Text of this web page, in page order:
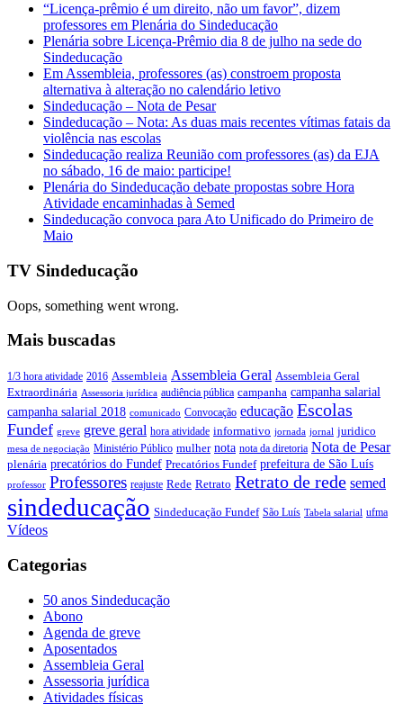
“Licença-prêmio é um direito, não um favor”, dizem
professores em Plenária do Sindeducação
Plenária sobre Licença-Prêmio dia 8 de julho na sede do
Sindeducação
Em Assembleia, professores (as) constroem proposta
alternativa à alteração no calendário letivo
Sindeducação – Nota de Pesar
Sindeducação – Nota: As duas mais recentes vítimas fatais da
violência nas escolas
Sindeducação realiza Reunião com professores (as) da EJA
no sábado, 16 de maio: participe!
Plenária do Sindeducação debate propostas sobre Hora
Atividade encaminhadas à Semed
Sindeducação convoca para Ato Unificado do Primeiro de
Maio
TV Sindeducação
Oops, something went wrong.
Mais buscadas
1/3 hora atividade 2016 Assembleia Assembleia Geral Assembleia Geral
Extraordinária Assessoria jurídica audiência pública campanha campanha salarial
campanha salarial 2018 comunicado Convocação educação Escolas
Fundef greve greve geral hora atividade informativo jornada jornal juridico
mesa de negociação Ministério Público mulher nota nota da diretoria Nota de Pesar
plenária precatórios do Fundef Precatórios Fundef prefeitura de São Luís
professor Professores reajuste Rede Retrato Retrato de rede semed
sindeducação Sindeducação Fundef São Luís Tabela salarial ufma
Vídeos
Categorias
50 anos Sindeducação
Abono
Agenda de greve
Aposentados
Assembleia Geral
Assessoria jurídica
Atividades físicas